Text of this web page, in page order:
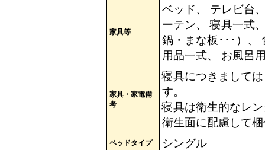
家具等
ベッド、 テレビ台
ーテン、 寝具一式
鍋・まな板･･･）、
用品一式、 お風呂
家具・家電備
考
寝具につきまして
す。
寝具は衛生的なレ
衛生面に配慮して
ベッドタイプ シングル